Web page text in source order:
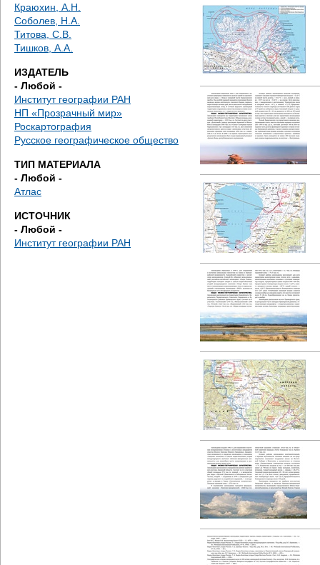
д
е
с
ь
Краюхин, А.Н.
Соболев, Н.А.
Титова, С.В.
Тишков, А.А.
ИЗДАТЕЛЬ
- Любой -
Институт географии РАН
НП «Прозрачный мир»
Роскартография
Русское географическое общество
ТИП МАТЕРИАЛА
- Любой -
Атлас
ИСТОЧНИК
- Любой -
Институт географии РАН